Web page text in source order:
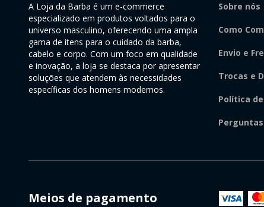
A Loja da Barba é um e-commerce
especializado em produtos voltados para o
universo masculino, oferecendo uma ampla
gama de itens para o cuidado da barba,
cabelo e corpo. Com um foco em qualidade
e inovação, a loja se destaca por apresentar
soluções que atendem às necessidades
específicas dos homens modernos.
Sobre nós
Como
Envio e
Trocas e
Política
Meios de pagamento